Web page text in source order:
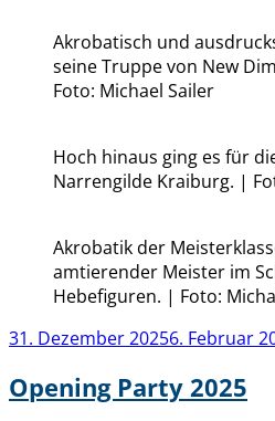
Akrobatisch und
seine Truppe von New
Foto: Michael Sailer
Hoch hinaus ging es für
Narrengilde Kraiburg. |
Akrobatik der
amtierender Meister im
Hebefiguren. | Foto:
Veröffentlicht
31. Dezember 20256. Februar
Opening Party 2025